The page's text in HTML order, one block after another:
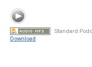
Standard
Download